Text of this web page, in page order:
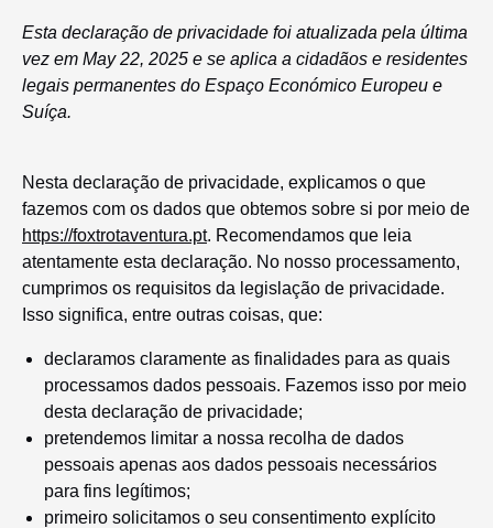
Esta declaração de privacidade foi atualizada pela última
vez em May 22, 2025 e se aplica a cidadãos e residentes
legais permanentes do Espaço Económico Europeu e
Suíça.
Nesta declaração de privacidade, explicamos o que
fazemos com os dados que obtemos sobre si por meio de
https://foxtrotaventura.pt. Recomendamos que leia
atentamente esta declaração. No nosso processamento,
cumprimos os requisitos da legislação de privacidade.
Isso significa, entre outras coisas, que:
declaramos claramente as finalidades para as quais
processamos dados pessoais. Fazemos isso por meio
desta declaração de privacidade;
pretendemos limitar a nossa recolha de dados
pessoais apenas aos dados pessoais necessários
para fins legítimos;
primeiro solicitamos o seu consentimento explícito